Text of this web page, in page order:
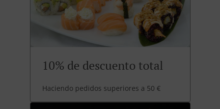
10% de descuento total
Haciendo pedidos superiores a 50 €